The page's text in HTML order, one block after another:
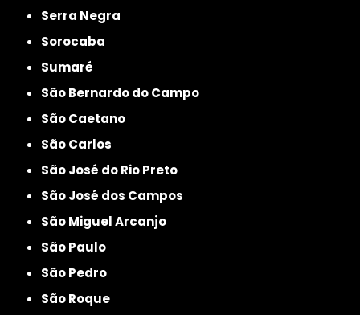
Serra Negra
Sorocaba
Sumaré
São Bernardo do Campo
São Caetano
São Carlos
São José do Rio Preto
São José dos Campos
São Miguel Arcanjo
São Paulo
São Pedro
São Roque